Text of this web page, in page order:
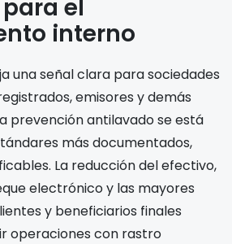
el
interno
una señal clara para sociedades
emisores y demás
prevención antilavado se está
más documentados,
La reducción del efectivo,
electrónico y las mayores
y beneficiarios finales
operaciones con rastro